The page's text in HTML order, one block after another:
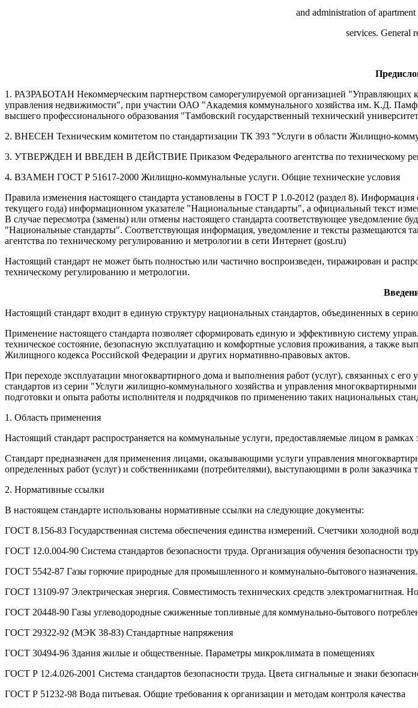
and administration of
services. General
1. РАЗРАБОТАН Некоммерческим партнерством саморегулируемой организацией "Управляющих
управления недвижимости", при участии ОАО "Академия коммунального хозяйства им. К.Д.
высшего профессионального образования "Тамбовский государственный технический
2. ВНЕСЕН Техническим комитетом по стандартизации ТК 393 "Услуги в области Жилищно-
3. УТВЕРЖДЕН И ВВЕДЕН В ДЕЙСТВИЕ Приказом Федерального агентства по техническому
4. ВЗАМЕН ГОСТ Р 51617-2000 Жилищно-коммунальные услуги. Общие технические условия
Правила изменения настоящего стандарта установлены в ГОСТ Р 1.0-2012 (раздел 8).
текущего года) информационном указателе "Национальные стандарты", а официальный текст
В случае пересмотра (замены) или отмены настоящего стандарта соответствующее уведомление
"Национальные стандарты". Соответствующая информация, уведомление и тексты размещаются
агентства по техническому регулированию и метрологии в сети Интернет (gost.ru)
Настоящий стандарт не может быть полностью или частично воспроизведен, тиражирован и
техническому регулированию и метрологии.
Настоящий стандарт входит в единую структуру национальных стандартов, объединенных в
Применение настоящего стандарта позволяет сформировать единую и эффективную систему
техническое состояние, безопасную эксплуатацию и комфортные условия проживания, а также
Жилищного кодекса Российской Федерации и других нормативно-правовых актов.
При переходе эксплуатации многоквартирного дома и выполнения работ (услуг), связанных с
стандартов из серии "Услуги жилищно-коммунального хозяйства и управления
подготовки и опыта работы исполнителя и подрядчиков по применению таких национальных
1. Область применения
Настоящий стандарт распространяется на коммунальные услуги, предоставляемые лицом в
Стандарт предназначен для применения лицами, оказывающими услуги управления
определенных работ (услуг) и собственниками (потребителями), выступающими в роли заказчика
2. Нормативные ссылки
В настоящем стандарте использованы нормативные ссылки на следующие документы:
ГОСТ 8.156-83 Государственная система обеспечения единства измерений. Счетчики холодной
ГОСТ 12.0.004-90 Система стандартов безопасности труда. Организация обучения безопасности
ГОСТ 5542-87 Газы горючие природные для промышленного и коммунально-бытового назначения.
ГОСТ 13109-97 Электрическая энергия. Совместимость технических средств электромагнитная.
ГОСТ 20448-90 Газы углеводородные сжиженные топливные для коммунально-бытового
ГОСТ 29322-92 (МЭК 38-83) Стандартные напряжения
ГОСТ 30494-96 Здания жилые и общественные. Параметры микроклимата в помещениях
ГОСТ Р 12.4.026-2001 Система стандартов безопасности труда. Цвета сигнальные и знаки
ГОСТ Р 51232-98 Вода питьевая. Общие требования к организации и методам контроля качества